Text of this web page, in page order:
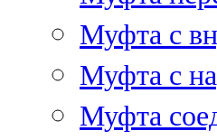
Муфта с
Муфта с
Муфта